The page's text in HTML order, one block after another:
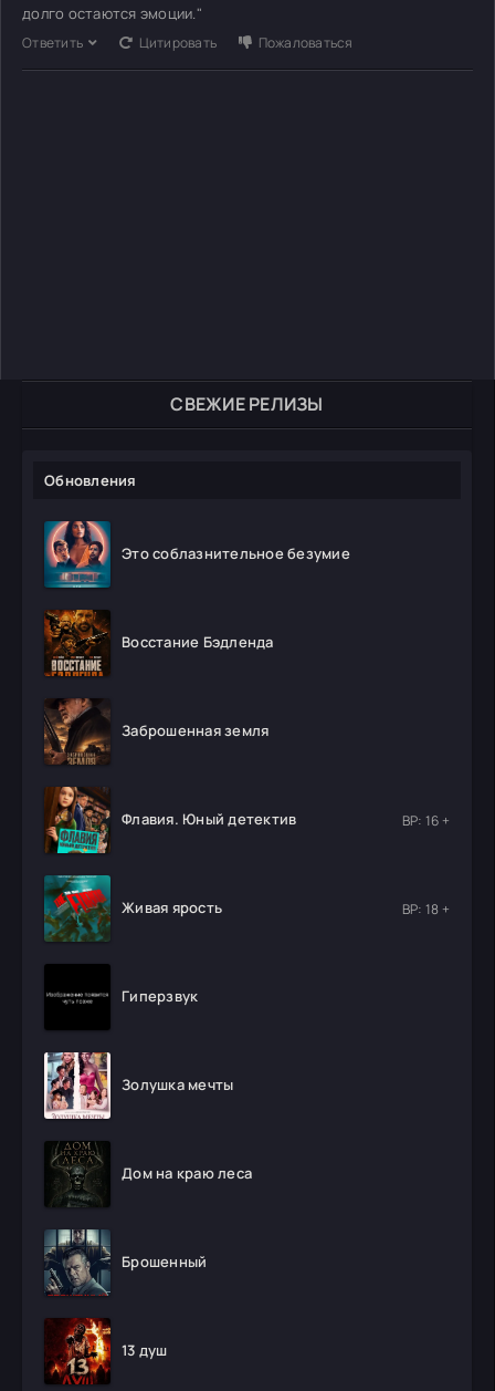
СВЕЖИЕ РЕЛИЗЫ
Обновления
Это соблазнительное безумие
Восстание Бэдленда
Заброшенная земля
Флавия. Юный детектив ВР: 16 +
Живая ярость ВР: 18 +
Гиперзвук
Золушка мечты
Дом на краю леса
Брошенный
13 душ
долго остаются эмоции."
Ответить Цитировать Пожаловаться